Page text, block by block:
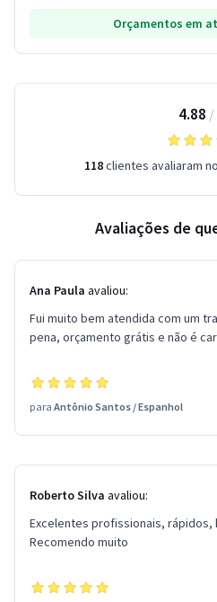
Orçamentos em
4.88 /
118clientes avaliaram
Avaliações de
Ana Paula avaliou:
Fui muito bem atendida com um
pena, orçamento grátis e não é
para Antônio Santos /Espanhol
Roberto Silva avaliou:
Excelentes profissionais,
Recomendo muito